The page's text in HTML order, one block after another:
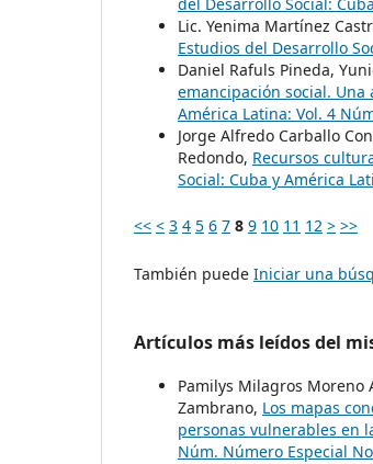
Lic. Yenima Martínez
Estudios del Desarrollo
Daniel Rafuls Pineda,
emancipación social.
América Latina: Vol. 4
Jorge Alfredo Carballo
Redondo, Recursos
Social: Cuba y América
<< < 3 4 5 6 7 8 9 10 11 12 > >>
También puede Iniciar una
Artículos más leídos del
Pamilys Milagros Moreno
Zambrano, Los mapas
personas vulnerables en
Núm. Número Especial